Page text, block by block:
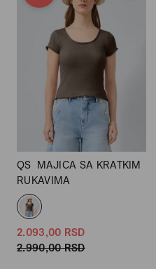
QS MAJICA SA KRATKIM
RUKAVIMA
2.093,00 RSD
2.990,00 RSD